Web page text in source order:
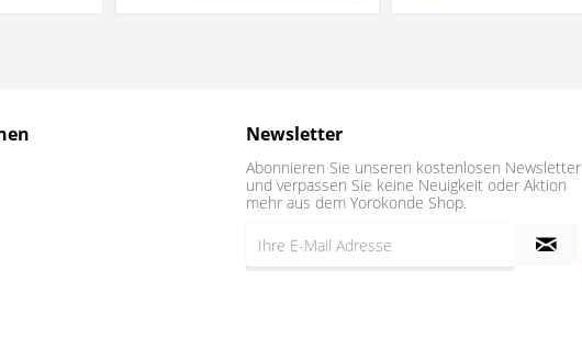
Newsletter
Abonnieren Sie unseren kostenlosen Newsletter
und verpassen Sie keine Neuigkeit oder Aktion
mehr aus dem Yorokonde Shop.